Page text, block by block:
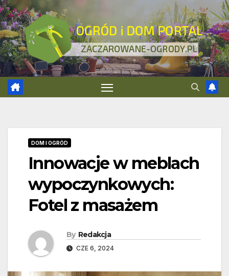
Skip
to
content
DOM I OGRÓD
Innowacje w meblach
wypoczynkowych:
Fotel z masażem
By Redakcja
CZE 6, 2024